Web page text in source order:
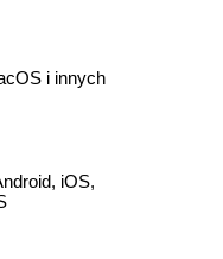
i innych
iOS,